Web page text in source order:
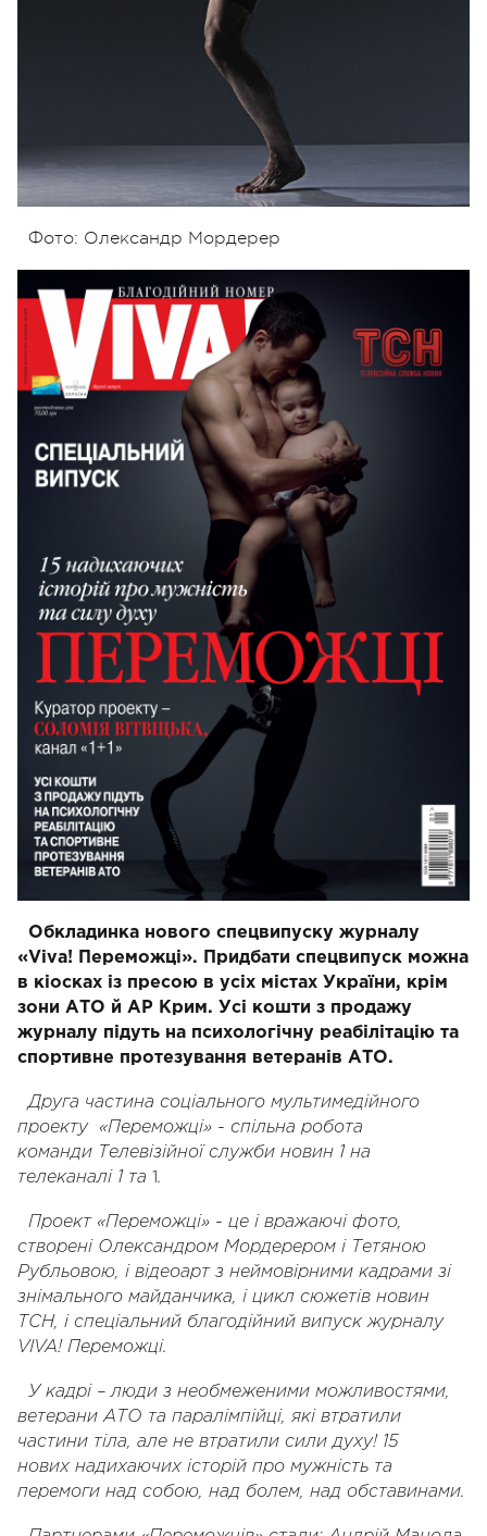
Фото: Олександр Мордерер
Обкладинка нового спецвипуску журналу
«Viva! Переможці».
Придбати спецвипуск можна
в кіосках із пресою в усіх містах України, крім
зони АТО й АР Крим. Усі кошти з продажу
журналу підуть на психологічну реабілітацію та
спортивне протезування ветеранів АТО.
Друга частина соціального мультимедійного
проекту «Переможці» - спільна робота
команди Телевізійної служби новин 1 на
телеканалі 1 та 1.
Проект «Переможці» - це і вражаючі фото,
створені Олександром Мордерером і Тетяною
Рубльовою, і відеоарт з неймовірними кадрами зі
знімального майданчика, і цикл сюжетів новин
ТСН, і спеціальний благодійний випуск журналу
VIVA! Переможці.
У кадрі – люди з необмеженими можливостями,
ветерани АТО та паралімпійці, які втратили
частини тіла, але не втратили сили духу! 15
нових надихаючих історій про мужність та
перемоги над собою, над болем, над обставинами.